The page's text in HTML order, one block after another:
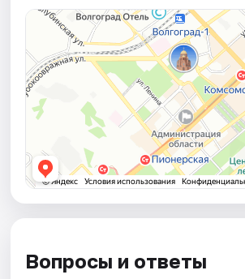
Вопросы и ответы